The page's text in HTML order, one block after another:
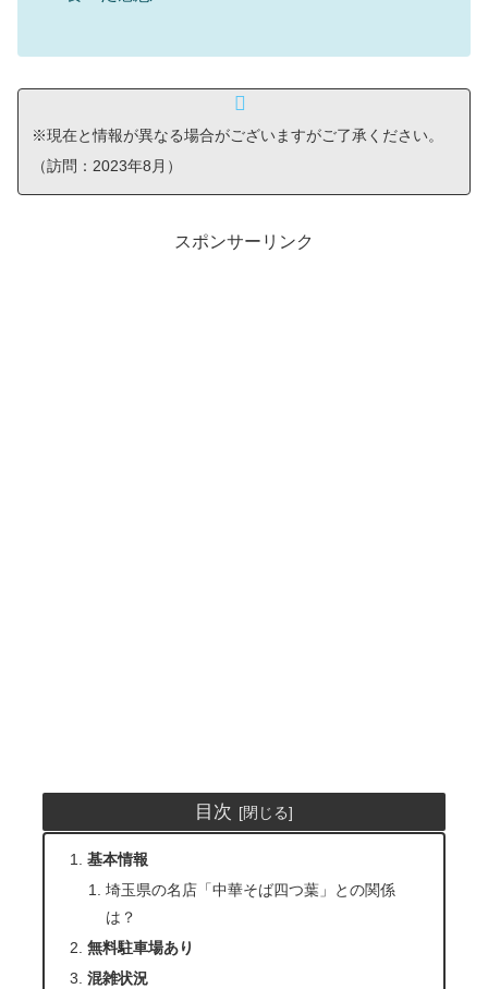
※現在と情報が異なる場合がございますがご了承ください。
（訪問：2023年8月）
スポンサーリンク
目次
基本情報
埼玉県の名店「中華そば四つ葉」との関係
は？
無料駐車場あり
混雑状況